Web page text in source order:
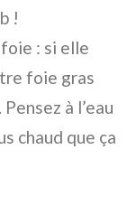
!
: si elle
foie gras
à l’eau
chaud que ça